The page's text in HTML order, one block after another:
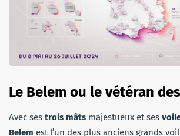
Le Belem ou le vétéran
Avec ses trois mâts majestueux et ses
Belem est l’un des plus anciens grands